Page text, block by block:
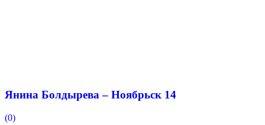
Янина Болдырева – Ноябрьск 14
(0)